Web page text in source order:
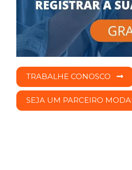
TRABALHE CONOSCO
SEJA UM PARCEIRO